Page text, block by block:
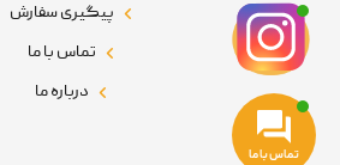
پیگیری سفارش
تماس با ما
درباره ما
تماس با ما